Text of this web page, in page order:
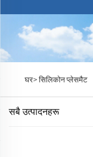
घर>सिलिकोन प्लेसमैट
सबै उत्पादनहरू